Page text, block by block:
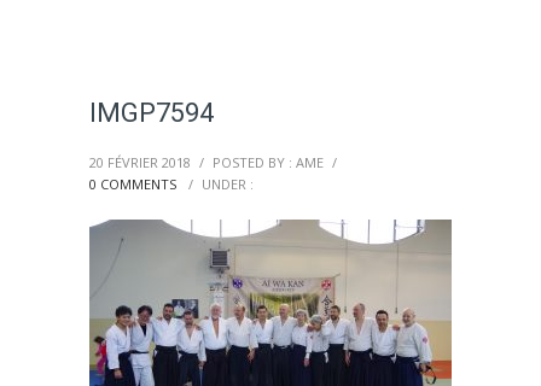
IMGP7594
20 FÉVRIER 2018 / POSTED BY : AME /
0 COMMENTS
/ UNDER :